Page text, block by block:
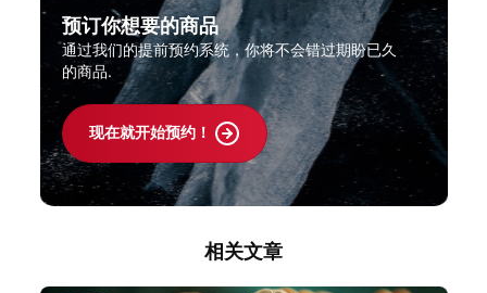
预订你想要的商品
通过我们的提前预约系统，你将不会错过期盼已久
的商品.
现在就开始预约！
相关文章